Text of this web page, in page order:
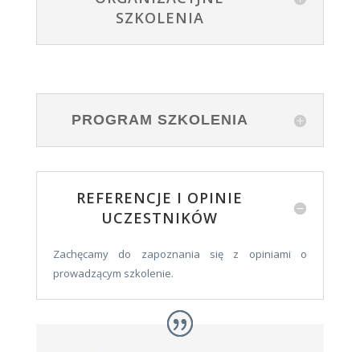
SZKOLENIA
PROGRAM SZKOLENIA
REFERENCJE I OPINIE
UCZESTNIKÓW
Zachęcamy do zapoznania się z opiniami o
prowadzącym szkolenie.